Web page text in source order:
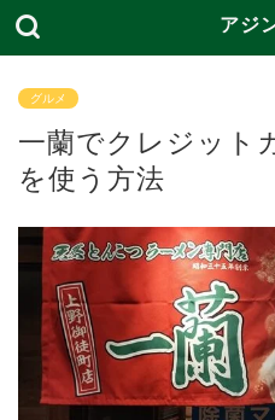
アジ
グルメ
一蘭でクレジット
を使う方法